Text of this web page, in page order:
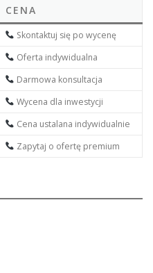
CENA
Skontaktuj się po wycenę
Oferta indywidualna
Darmowa konsultacja
Wycena dla inwestycji
Cena ustalana indywidualnie
Zapytaj o ofertę premium